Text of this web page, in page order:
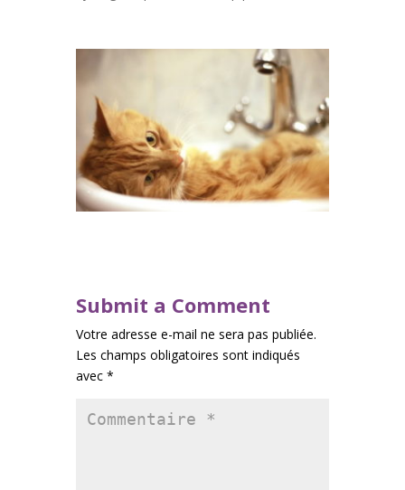
Submit a Comment
Votre adresse e-mail ne sera pas publiée.
Les champs obligatoires sont indiqués
avec *